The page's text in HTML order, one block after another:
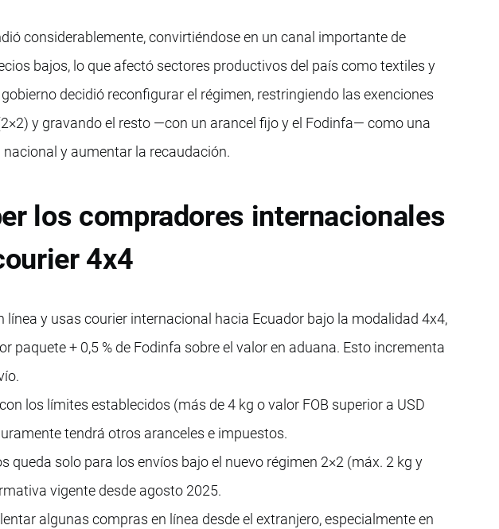
considerablemente, convirtiéndose en un canal importante de
bajos, lo que afectó sectores productivos del país como textiles y
decidió reconfigurar el régimen, restringiendo las exenciones
y gravando el resto —con un arancel fijo y el Fodinfa— como una
y aumentar la recaudación.
los compradores internacionales
4x4
línea y usas courier internacional hacia Ecuador bajo la modalidad 4x4,
paquete + 0,5 % de Fodinfa sobre el valor en aduana. Esto incrementa
los límites establecidos (más de 4 kg o valor FOB superior a USD
tendrá otros aranceles e impuestos.
queda solo para los envíos bajo el nuevo régimen 2×2 (máx. 2 kg y
vigente desde agosto 2025.
algunas compras en línea desde el extranjero, especialmente en